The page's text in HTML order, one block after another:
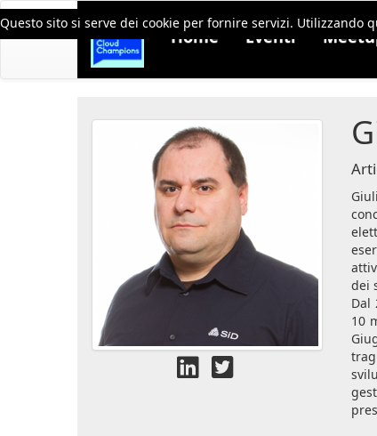
Questo sito si serve dei cookie per fornire servizi. Utilizzando
Home Eventi
dei
Dal
10